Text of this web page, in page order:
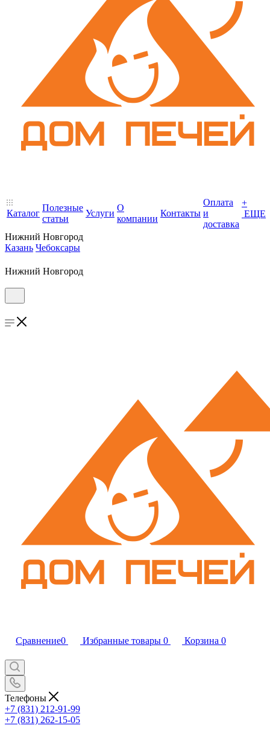
Каталог
Полезные
статьи
Услуги
О
компании
Контакты
Оплата
и
доставка
+
ЕЩЕ
Нижний Новгород
Казань Чебоксары
Нижний Новгород
Сравнение0 Избранные товары 0 Корзина 0
Телефоны
+7 (831) 212-91-99
+7 (831) 262-15-05